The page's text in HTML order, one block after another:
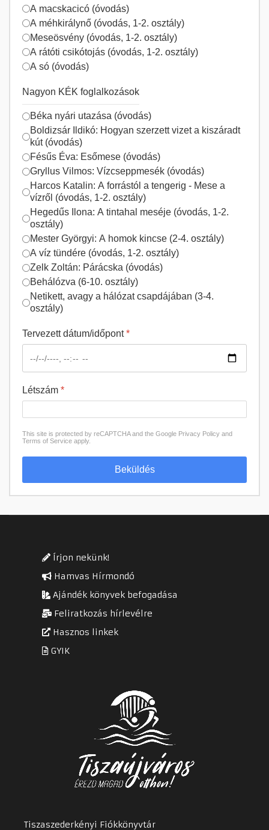
A macskacicó (óvodás)
A méhkirálynő (óvodás, 1-2. osztály)
Meseösvény (óvodás, 1-2. osztály)
A rátóti csikótojás (óvodás, 1-2. osztály)
A só (óvodás)
Nagyon KÉK foglalkozások
Béka nyári utazása (óvodás)
Boldizsár Ildikó: Hogyan szerzett vizet a kiszáradt
kút (óvodás)
Fésűs Éva: Esőmese (óvodás)
Gryllus Vilmos: Vízcseppmesék (óvodás)
Harcos Katalin: A forrástól a tengerig - Mese a
vízről (óvodás, 1-2. osztály)
Hegedűs Ilona: A tintahal meséje (óvodás, 1-2.
osztály)
Mester Györgyi: A homok kincse (2-4. osztály)
A víz tündére (óvodás, 1-2. osztály)
Zelk Zoltán: Párácska (óvodás)
Behálózva (6-10. osztály)
Netikett, avagy a hálózat csapdájában (3-4.
osztály)
Tervezett dátum/időpont*
Létszám *
This site is protected by reCAPTCHA and the Google Privacy Policy and
Terms of Service apply.
Beküldés
Írjon nekünk!
Hamvas Hírmondó
Ajándék könyvek befogadása
Feliratkozás hírlevélre
Hasznos linkek
GYIK
Tiszaszederkényi Fiókkönyvtár